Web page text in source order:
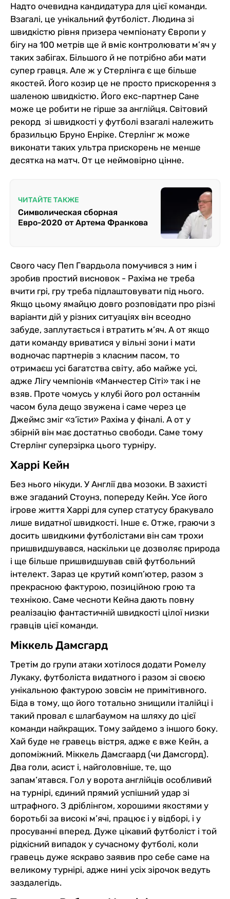
Надто очевидна кандидатура для цієї команди.
Взагалі, це унікальний футболіст. Людина зі
швидкістю рівня призера чемпіонату Європи у
бігу на 100 метрів ще й вміє контролювати м’яч у
таких забігах. Більшого й не потрібно аби мати
супер гравця. Але ж у Стерлінга є ще більше
якостей. Його козир це не просто прискорення з
шаленою швидкістю. Його екс-партнер Сане
може це робити не гірше за англійця. Світовий
рекорд зі швидкості у футболі взагалі належить
бразильцю Бруно Енріке. Стерлінг ж може
виконати таких ультра прискорень не менше
десятка на матч. От це неймовірно цінне.
ЧИТАЙТЕ ТАКЖЕ
Символическая сборная
Евро-2020 от Артема Франкова
Свого часу Пеп Гвардьола помучився з ним і
зробив простий висновок - Рахіма не треба
вчити грі, гру треба підлаштовувати під нього.
Якщо цьому ямайцю довго розповідати про різні
варіанти дій у різних ситуаціях він всеодно
забуде, заплутається і втратить м’яч. А от якщо
дати команду вриватися у вільні зони і мати
водночас партнерів з класним пасом, то
отримаєш усі багатства світу, або майже усі,
адже Лігу чемпіонів «Манчестер Сіті» так і не
взяв. Проте чомусь у клубі його рол останнім
часом була дещо звужена і саме через це
Джеймс зміг «з’їсти» Рахіма у фіналі. А от у
збірній він має достатньо свободи. Саме тому
Стерлінг суперзірка цього турніру.
Харрі Кейн
Без нього нікуди. У Англії два мозоки. В захисті
вже згаданий Стоунз, попереду Кейн. Усе його
ігрове життя Харрі для супер статусу бракувало
лише видатної швидкості. Інше є. Отже, граючи з
досить швидкими футболістами він сам трохи
пришвидшувався, наскільки це дозволяє природа
і ще більше пришвидшував свій футбольний
інтелект. Зараз це крутий комп’ютер, разом з
прекрасною фактурою, позиційною грою та
технікою. Саме чесноти Кейна дають повну
реалізацію фантастичній швидкості цілої низки
гравців цієї команди.
Міккель Дамсгард
Третім до групи атаки хотілося додати Ромелу
Лукаку, футболіста видатного і разом зі своєю
унікальною фактурою зовсім не примітивного.
Біда в тому, що його тотально знищили італійці і
такий провал є шлагбаумом на шляху до цієї
команди найкращих. Тому зайдемо з іншого боку.
Хай буде не гравець вістря, адже є вже Кейн, а
допоміжний. Міккель Дамсгаард (чи Дамсгорд).
Два голи, асист і, найголовніше, те, що
запам’ятався. Гол у ворота англійців особливий
на турнірі, єдиний прямий успішний удар зі
штрафного. З дріблінгом, хорошими якостями у
боротьбі за високі м’ячі, працює і у відборі, і у
просуванні вперед. Дуже цікавий футболіст і той
рідкісний випадок у сучасному футболі, коли
гравець дуже яскраво заявив про себе саме на
великому турнірі, адже нині усіх зірочок ведуть
заздалегідь.